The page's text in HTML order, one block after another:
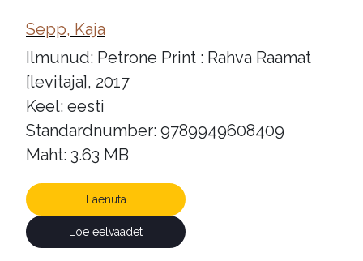
Sepp, Kaja
Ilmunud: Petrone Print : Rahva Raamat
[levitaja], 2017
Keel: eesti
Standardnumber: 9789949608409
Maht: 3.63 MB
Laenuta
Loe eelvaadet